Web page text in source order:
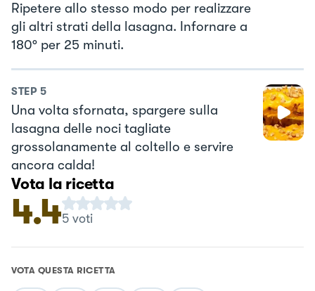
Ripetere allo stesso modo per realizzare
gli altri strati della lasagna. Infornare a
180° per 25 minuti.
STEP 5
Una volta sfornata, spargere sulla
lasagna delle noci tagliate
grossolanamente al coltello e servire
ancora calda!
Vota la ricetta
4.45voti
VOTA QUESTA RICETTA